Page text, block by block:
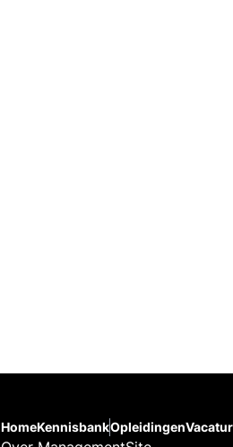
HomeKennisbankOpleidingen